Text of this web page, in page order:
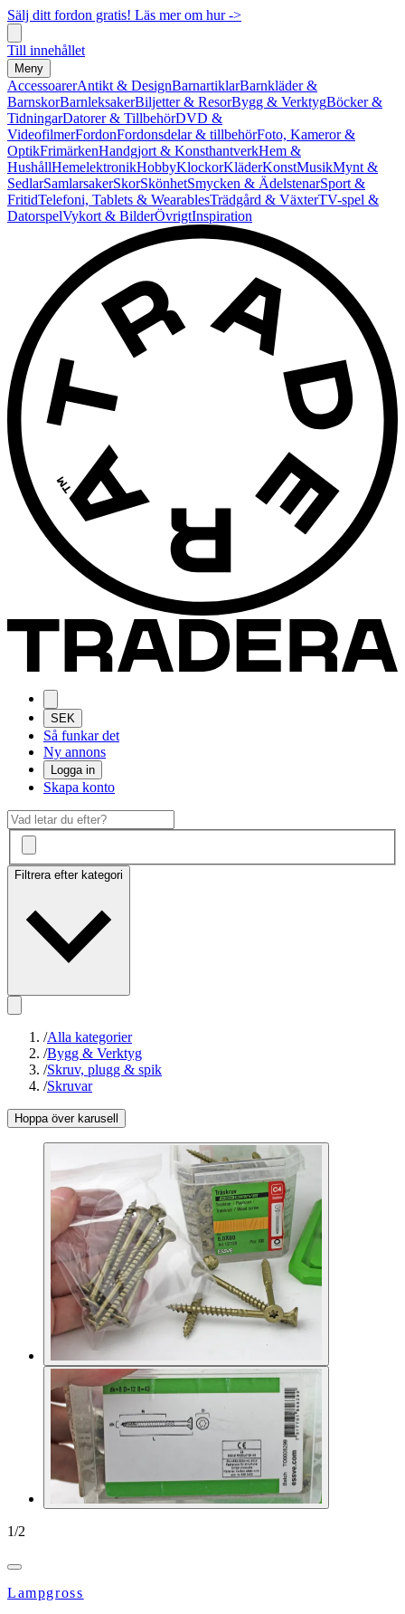
Sälj ditt fordon gratis! Läs mer om hur ->
Till innehållet
Meny
AccessoarerAntikt & DesignBarnartiklarBarnkläder &
BarnskorBarnleksakerBiljetter & ResorBygg & VerktygBöcker &
TidningarDatorer & TillbehörDVD &
VideofilmerFordonFordonsdelar & tillbehörFoto, Kameror &
OptikFrimärkenHandgjort & KonsthantverkHem &
HushållHemelektronikHobbyKlockorKläderKonstMusikMynt &
SedlarSamlarsakerSkorSkönhetSmycken & ÄdelstenarSport &
FritidTelefoni, Tablets & WearablesTrädgård & VäxterTV-spel &
DatorspelVykort & BilderÖvrigtInspiration
SEK
Så funkar det
Ny annons
Logga in
Skapa konto
Filtrera efter kategori
/Alla kategorier
/Bygg & Verktyg
/Skruv, plugg & spik
/Skruvar
Hoppa över karusell
1/2
Lampgross